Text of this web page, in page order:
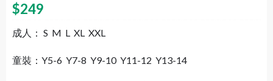
$249
成人： S M L XL XXL
童裝：Y5-6 Y7-8 Y9-10 Y11-12 Y13-14